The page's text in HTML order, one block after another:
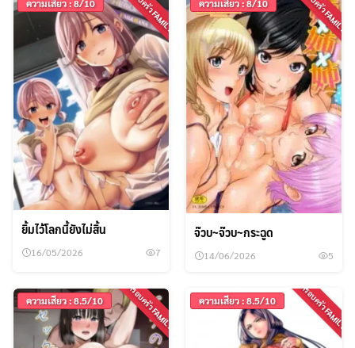
ความเสียว : 8/10
ยิ้มไว้โลกนี้ยังไม่สิ้น
16/05/2026 7
ความเสียว : 8/10
จ๊วบ~จ๊วบ~กระฉูด
14/06/2026 5
ครอบครัว FAMILY
ความเสียว : 8.5/10 ครอบครัว FAMILY
ความเสียว : 8.5/10